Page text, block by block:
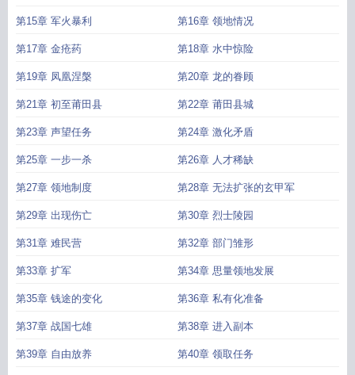
第15章 军火暴利 第16章 领地情况
第17章 金疮药 第18章 水中惊险
第19章 凤凰涅槃 第20章 龙的眷顾
第21章 初至莆田县 第22章 莆田县城
第23章 声望任务 第24章 激化矛盾
第25章 一步一杀 第26章 人才稀缺
第27章 领地制度 第28章 无法扩张的玄甲军
第29章 出现伤亡 第30章 烈士陵园
第31章 难民营 第32章 部门雏形
第33章 扩军 第34章 思量领地发展
第35章 钱途的变化 第36章 私有化准备
第37章 战国七雄 第38章 进入副本
第39章 自由放养 第40章 领取任务